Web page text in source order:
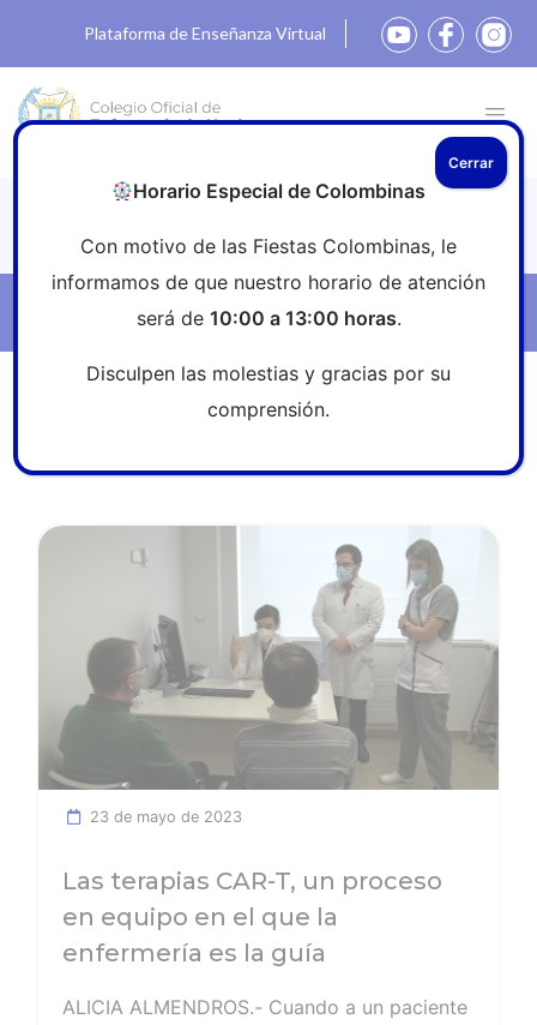
Plataforma de Enseñanza Virtual
»CAR-T
23 de mayo de 2023
Las terapias CAR-T, un proceso
en equipo en el que la
enfermería es la guía
ALICIA ALMENDROS.- Cuando a un paciente
Ver noticia
Horario Especial de Colombinas
Con motivo de las Fiestas Colombinas, le
informamos de que nuestro horario de atención
será de 10:00 a 13:00 horas.
Disculpen las molestias y gracias por su
comprensión.
Cerrar